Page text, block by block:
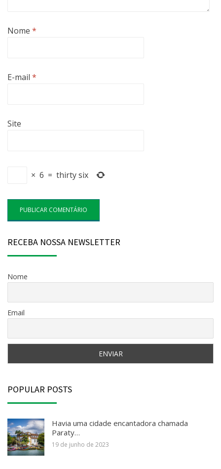
Nome *
E-mail *
Site
× 6 = thirty six
RECEBA NOSSA NEWSLETTER
Nome
Email
POPULAR POSTS
Havia uma cidade encantadora chamada
Paraty…
19 de junho de 2023